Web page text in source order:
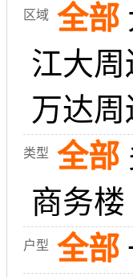
区域 全部
江大周
万达周
类型 全部
商务楼
户型 全部